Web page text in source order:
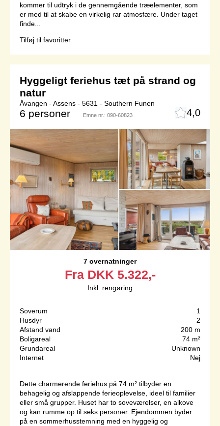
kommer til udtryk i de gennemgående træelementer, som
er med til at skabe en virkelig rar atmosfære. Under taget
finde...
Tilføj til favoritter
Hyggeligt feriehus tæt på strand og
natur
Åvangen - Assens - 5631 - Southern Funen
6 personer Emne nr.: 090-60823 4,0
7 overnatninger
Fra DKK 5.322,-
Inkl. rengøring
Soverum
1
Husdyr
2
Afstand vand
200 m
Boligareal
74 m²
Grundareal
Unknown
Internet
Nej
Dette charmerende feriehus på 74 m² tilbyder en
behagelig og afslappende ferieoplevelse, ideel til familier
eller små grupper. Huset har to soveværelser, en alkove
og kan rumme op til seks personer. Ejendommen byder
på en sommerhusstemning med en hyggelig og